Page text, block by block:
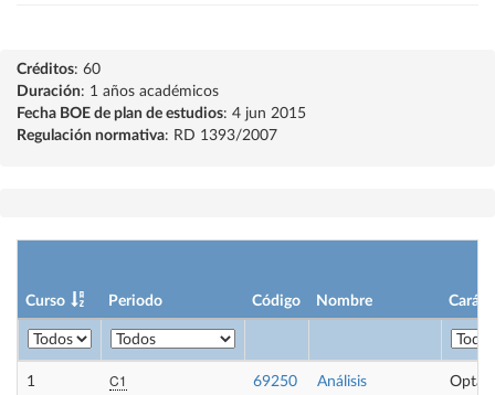
Créditos: 60
Duración: 1 años académicos
Fecha BOE de plan de estudios: 4 jun 2015
Regulación normativa: RD 1393/2007
Curso Periodo Código Nombre
1 C1 69250
Análisis